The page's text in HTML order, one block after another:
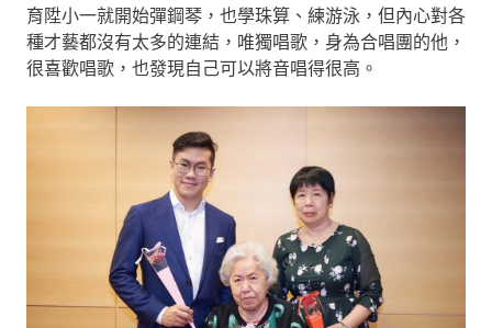
育陞小一就開始彈鋼琴，也學珠算、練游泳，但內心對各
種才藝都沒有太多的連結，唯獨唱歌，身為合唱團的他，
很喜歡唱歌，也發現自己可以將音唱得很高。